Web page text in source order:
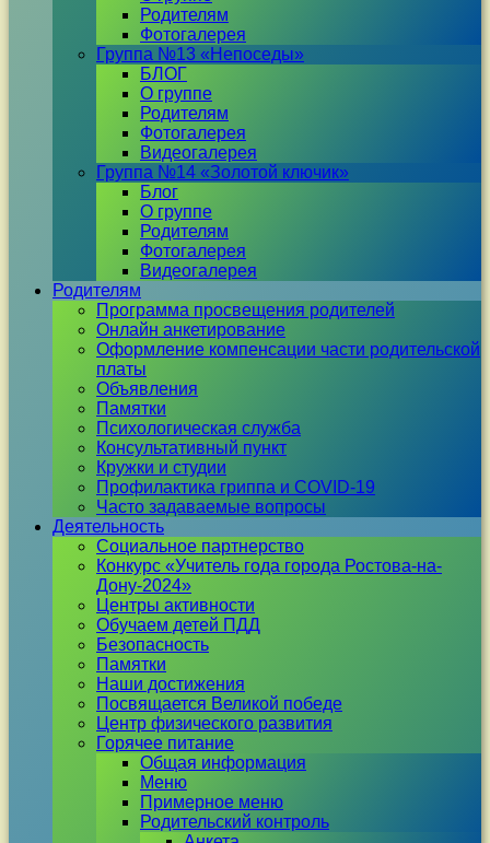
Родителям
Фотогалерея
Группа №13 «Непоседы»
БЛОГ
О группе
Родителям
Фотогалерея
Видеогалерея
Группа №14 «Золотой ключик»
Блог
О группе
Родителям
Фотогалерея
Видеогалерея
Родителям
Программа просвещения родителей
Онлайн анкетирование
Оформление компенсации части родительской
платы
Объявления
Памятки
Психологическая служба
Консультативный пункт
Кружки и студии
Профилактика гриппа и COVID-19
Часто задаваемые вопросы
Деятельность
Социальное партнерство
Конкурс «Учитель года города Ростова-на-
Дону-2024»
Центры активности
Обучаем детей ПДД
Безопасность
Памятки
Наши достижения
Посвящается Великой победе
Центр физического развития
Горячее питание
Общая информация
Меню
Примерное меню
Родительский контроль